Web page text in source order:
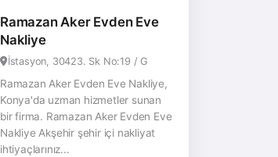
Ramazan Aker Evden Eve
Nakliye
İstasyon, 30423. Sk No:19 / G
Ramazan Aker Evden Eve Nakliye,
Konya'da uzman hizmetler sunan
bir firma. Ramazan Aker Evden Eve
Nakliye Akşehir şehir içi nakliyat
ihtiyaçlarınız...